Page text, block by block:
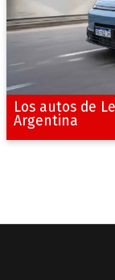
Los autos de
Argentina